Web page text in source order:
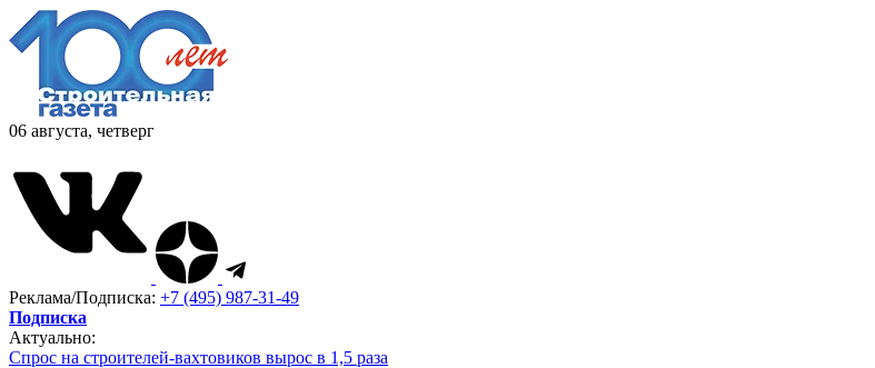
06 августа, четверг
Реклама/Подписка: +7 (495) 987-31-49
Подписка
Актуально:
Спрос на строителей-вахтовиков вырос в 1,5 раза